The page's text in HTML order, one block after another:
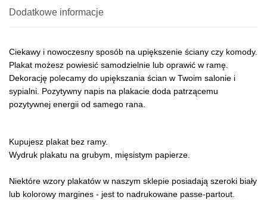
Dodatkowe informacje
Ciekawy i nowoczesny sposób na upiększenie ściany czy komody.
Plakat możesz powiesić samodzielnie lub oprawić w ramę.
Dekorację polecamy do upiększania ścian w Twoim salonie i
sypialni. Pozytywny napis na plakacie doda patrzącemu
pozytywnej energii od samego rana.
Kupujesz plakat bez ramy.
Wydruk plakatu na grubym, mięsistym papierze.
Niektóre wzory plakatów w naszym sklepie posiadają szeroki biały
lub kolorowy margines - jest to nadrukowane passe-partout.